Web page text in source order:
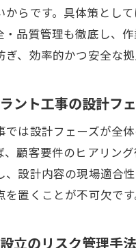
らです。具体策とし
・品質管理も徹底し、
、効率的かつ安全な拠
ント工事の設計フ
は設計フェーズが全
顧客要件のヒアリン
、設計内容の現場適合
置くことが不可欠です
立のリスク管理手